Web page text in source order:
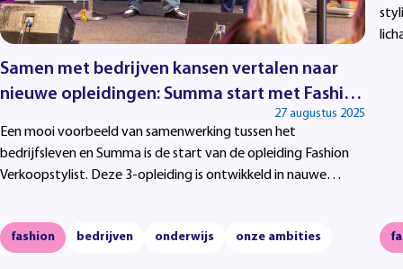
Samen met bedrijven kansen vertalen naar
nieuwe opleidingen: Summa start met Fashion
27 augustus 2025
Een mooi voorbeeld van samenwerking tussen het
bedrijfsleven en Summa is de start van de opleiding Fashion
Verkoopstylist. Deze 3-opleiding is ontwikkeld in nauwe
fashion bedrijven onderwijs onze ambities